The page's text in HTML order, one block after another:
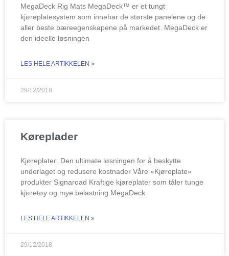
MegaDeck Rig Mats MegaDeck™ er et tungt
kjøreplatesystem som innehar de største panelene og de
aller beste bæreegenskapene på markedet. MegaDeck er
den ideelle løsningen
LES HELE ARTIKKELEN »
29/12/2018
Køreplader
Kjøreplater: Den ultimate løsningen for å beskytte
underlaget og redusere kostnader Våre «Kjøreplate»
produkter Signaroad Kraftige kjøreplater som tåler tunge
kjøretøy og mye belastning MegaDeck
LES HELE ARTIKKELEN »
29/12/2018